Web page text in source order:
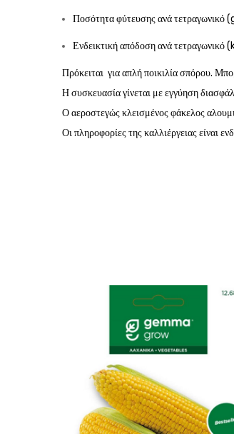
Ποσότητα φύτευσης ανά τετραγωνικό
Ενδεικτική απόδοση ανά τετραγωνικό
Πρόκειται για απλή ποικιλία σπόρου.
Η συσκευασία γίνεται με εγγύηση
Ο αεροστεγώς κλεισμένος φάκελος
Οι πληροφορίες της καλλιέργειας είναι